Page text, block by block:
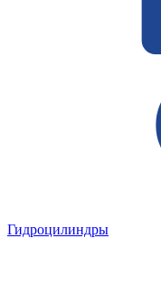
Гидроцилиндры